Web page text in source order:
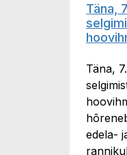
Täna,
Täna,
edela-